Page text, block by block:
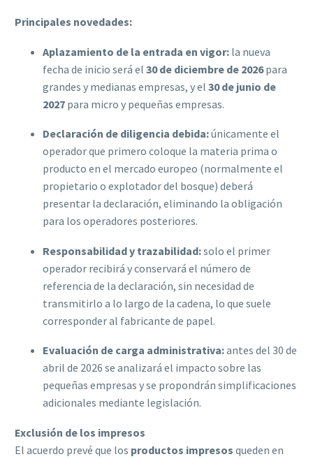
Principales novedades:
Aplazamiento de la entrada en vigor: la nueva
fecha de inicio será el 30 de diciembre de 2026para
grandes y medianas empresas, y el 30 de junio de
2027 para micro y pequeñas empresas.
Declaración de diligencia debida:únicamente el
operador que primero coloque la materia prima o
producto en el mercado europeo (normalmente el
propietario o explotador del bosque) deberá
presentar la declaración, eliminando la obligación
para los operadores posteriores.
Responsabilidad y trazabilidad:solo el primer
operador recibirá y conservará el número de
referencia de la declaración, sin necesidad de
transmitirlo a lo largo de la cadena, lo que suele
corresponder al fabricante de papel.
Evaluación de carga administrativa:antes del 30 de
abril de 2026 se analizará el impacto sobre las
pequeñas empresas y se propondrán simplificaciones
adicionales mediante legislación.
Exclusión de los impresos
El acuerdo prevé que los productos impresos queden en